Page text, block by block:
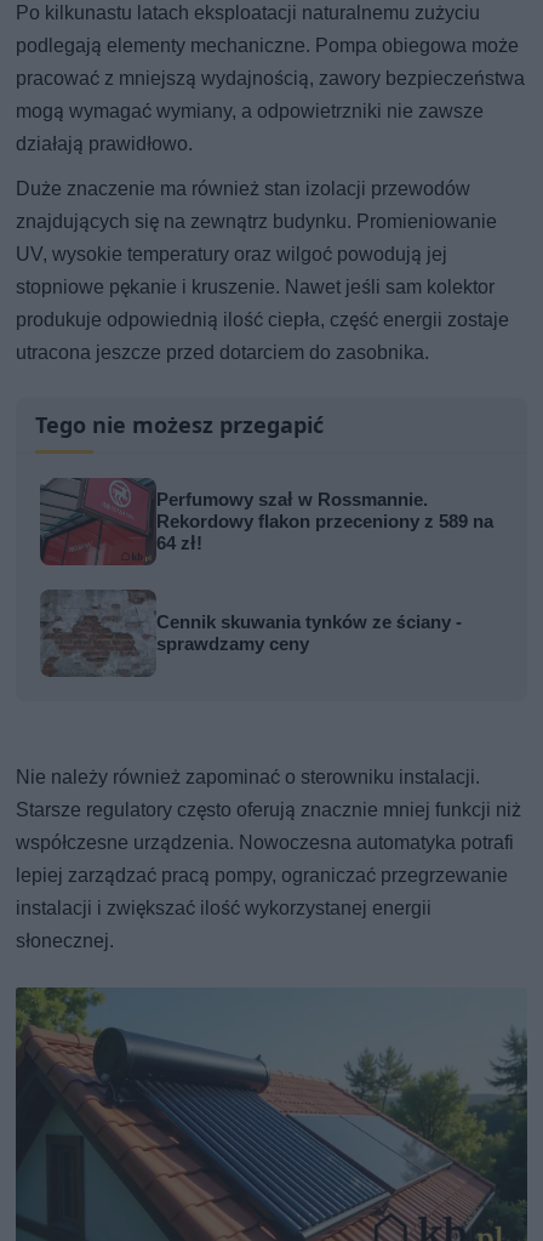
Po kilkunastu latach eksploatacji naturalnemu zużyciu
podlegają elementy mechaniczne. Pompa obiegowa może
pracować z mniejszą wydajnością, zawory bezpieczeństwa
mogą wymagać wymiany, a odpowietrzniki nie zawsze
działają prawidłowo.
Duże znaczenie ma również stan izolacji przewodów
znajdujących się na zewnątrz budynku. Promieniowanie
UV, wysokie temperatury oraz wilgoć powodują jej
stopniowe pękanie i kruszenie. Nawet jeśli sam kolektor
produkuje odpowiednią ilość ciepła, część energii zostaje
utracona jeszcze przed dotarciem do zasobnika.
Tego nie możesz przegapić
Perfumowy szał w Rossmannie.
Rekordowy flakon przeceniony z 589 na
64 zł!
Cennik skuwania tynków ze ściany -
sprawdzamy ceny
Nie należy również zapominać o sterowniku instalacji.
Starsze regulatory często oferują znacznie mniej funkcji niż
współczesne urządzenia. Nowoczesna automatyka potrafi
lepiej zarządzać pracą pompy, ograniczać przegrzewanie
instalacji i zwiększać ilość wykorzystanej energii
słonecznej.